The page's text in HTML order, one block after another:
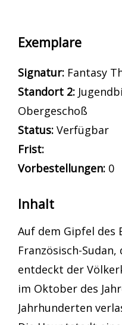
Exemplare
Signatur: Fantasy
Standort 2:
Obergeschoß
Status: Verfügbar
Frist:
Vorbestellungen: 0
Inhalt
Auf dem Gipfel des
Französisch-
entdeckt der
im Oktober des
Jahrhunderten